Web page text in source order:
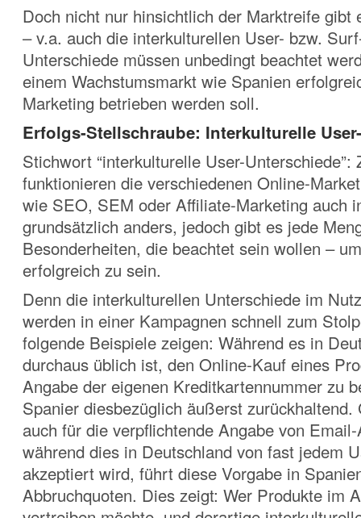
Doch nicht nur hinsichtlich der Marktreife gibt
– v.a. auch die interkulturellen User- bzw.
Unterschiede müssen unbedingt beachtet
einem Wachstumsmarkt wie Spanien
Marketing betrieben werden soll.
Erfolgs-Stellschraube: Interkulturelle
Stichwort “interkulturelle User-Unterschiede”:
funktionieren die verschiedenen Online-
wie SEO, SEM oder Affiliate-Marketing auch
grundsätzlich anders, jedoch gibt es jede
Besonderheiten, die beachtet sein wollen –
erfolgreich zu sein.
Denn die interkulturellen Unterschiede im
werden in einer Kampagnen schnell zum
folgende Beispiele zeigen: Während es in
durchaus üblich ist, den Online-Kauf eines
Angabe der eigenen Kreditkartennummer zu
Spanier diesbezüglich äußerst zurückhaltend.
auch für die verpflichtende Angabe von
während dies in Deutschland von fast jedem
akzeptiert wird, führt diese Vorgabe in
Abbruchquoten. Dies zeigt: Wer Produkte im